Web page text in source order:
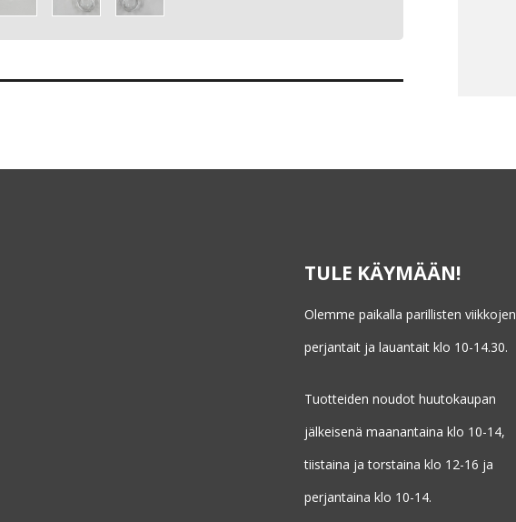
TULE KÄYMÄÄN!
Olemme paikalla parillisten viikkojen
perjantait ja lauantait klo 10-14.30.
Tuotteiden noudot huutokaupan
jälkeisenä maanantaina klo 10-14,
tiistaina ja torstaina klo 12-16 ja
perjantaina klo 10-14.